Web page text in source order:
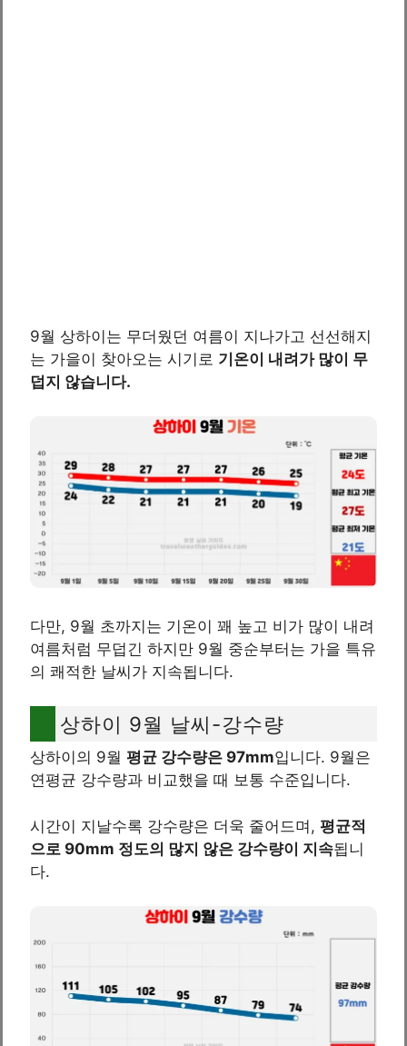
9월 상하이는 무더웠던 여름이 지나가고 선선해지
는 가을이 찾아오는 시기로 기온이 내려가 많이 무
덥지 않습니다.
다만, 9월 초까지는 기온이 꽤 높고 비가 많이 내려
여름처럼 무덥긴 하지만 9월 중순부터는 가을 특유
의 쾌적한 날씨가 지속됩니다.
상하이 9월 날씨-강수량
상하이의 9월 평균 강수량은 97mm입니다. 9월은
연평균 강수량과 비교했을 때 보통 수준입니다.
시간이 지날수록 강수량은 더욱 줄어드며, 평균적
으로 90mm 정도의 많지 않은 강수량이 지속됩니
다.